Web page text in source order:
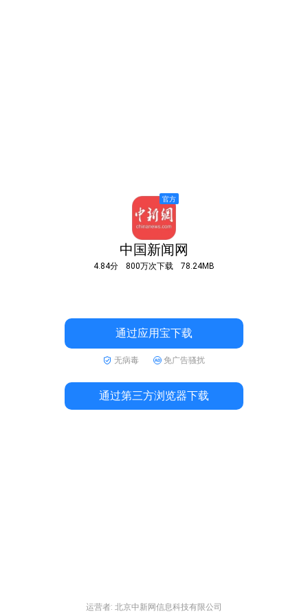
中国新闻网
4.84分 800万次下载 78.24MB
通过应用宝下载
无病毒 免广告骚扰
通过第三方浏览器下载
运营者: 北京中新网信息科技有限公司